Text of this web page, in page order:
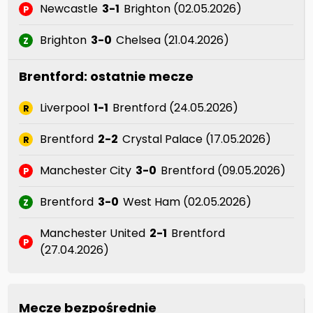
P Newcastle 3-1 Brighton (02.05.2026)
Z Brighton 3-0 Chelsea (21.04.2026)
Brentford: ostatnie mecze
R Liverpool 1-1 Brentford (24.05.2026)
R Brentford 2-2 Crystal Palace (17.05.2026)
P Manchester City 3-0 Brentford (09.05.2026)
Z Brentford 3-0 West Ham (02.05.2026)
P
Manchester United 2-1 Brentford
(27.04.2026)
Mecze bezpośrednie